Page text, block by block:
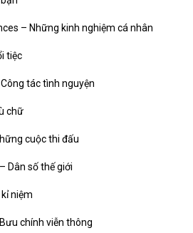
– Những kinh nghiệm cá nhân
tiệc
tác tình nguyện
chữ
cuộc thi đấu
Dân số thế giới
niệm
chính viễn thông